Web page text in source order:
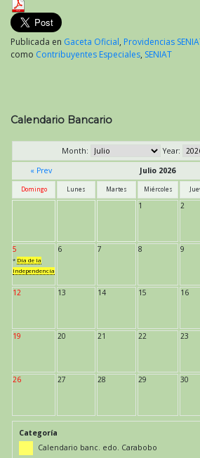
Publicada en Gaceta Oficial, Providencias
como Contribuyentes Especiales, SENIAT
Calendario Bancario
Month:
Year:
« Prev
Julio 2026
Domingo Lunes Martes Miércoles
1 2
5
* Día de la
Independencia
6 7 8 9
12 13 14 15 16
19 20 21 22 23
26 27 28 29 30
Categoría
Calendario banc. edo. Carabobo